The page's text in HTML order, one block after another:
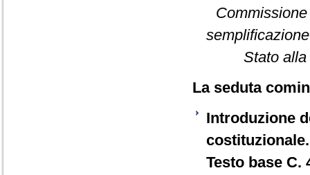
Stato
La seduta
Introduzione
costituzionale.
Testo base C.